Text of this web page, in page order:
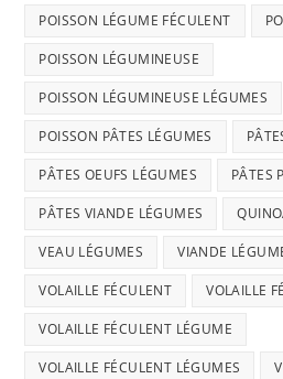
POISSON LÉGUME FÉCULENT
POISSON LÉGUMINEUSE
POISSON LÉGUMINEUSE LÉGUMES
POISSON PÂTES LÉGUMES
PÂTES OEUFS LÉGUMES PÂTES
PÂTES VIANDE LÉGUMES
VEAU LÉGUMES VIANDE
VOLAILLE FÉCULENT VOLAILLE
VOLAILLE FÉCULENT LÉGUME
VOLAILLE FÉCULENT LÉGUMES